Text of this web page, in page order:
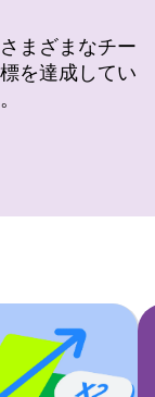
まざまなチー
を達成してい